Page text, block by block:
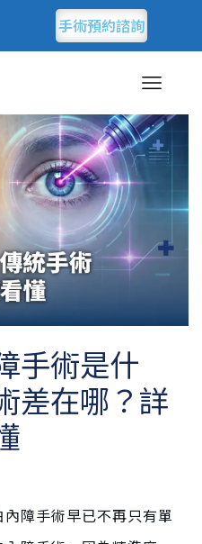
手術預約諮詢
手術是什
差在哪？詳
障手術早已不再只有單